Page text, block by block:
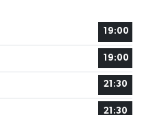
19:00
19:00
21:30
21:30